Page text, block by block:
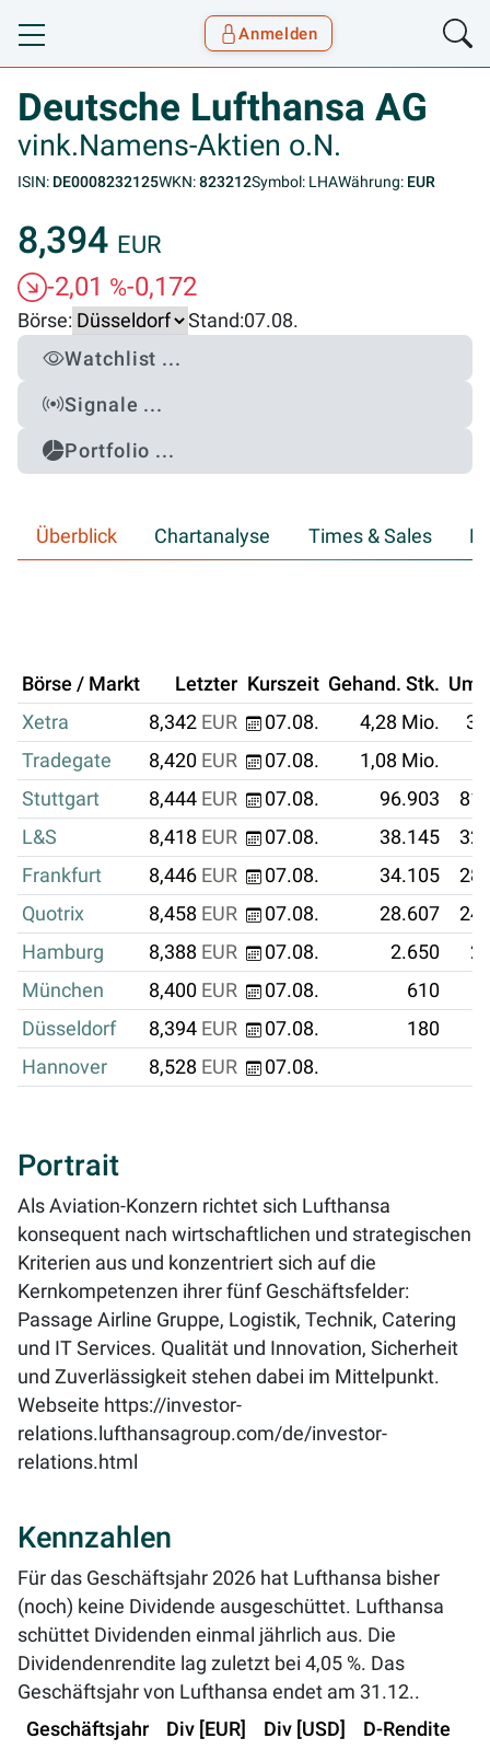
Toggle navigation
Anmelden
Deutsche Lufthansa AG
vink.Namens-Aktien o.N.
ISIN: DE0008232125WKN:823212Symbol: LHAWährung: EUR
8,394 EUR
-2,01 %-0,172
Börse: Stand:07.08.
Watchlist ...
Signale ...
Portfolio ...
Überblick Chartanalyse Times & Sales
Börse / Markt Letzter Kurszeit Gehand. Stk.
Xetra
8,342 EUR 07.08. 4,28 Mio.
Tradegate
8,420 EUR 07.08. 1,08 Mio.
Stuttgart
8,444 EUR 07.08. 96.903
L&S
8,418 EUR 07.08. 38.145
Frankfurt
8,446 EUR 07.08. 34.105
Quotrix
8,458 EUR 07.08. 28.607
Hamburg
8,388 EUR 07.08. 2.650
München
8,400 EUR 07.08. 610
Düsseldorf
8,394 EUR 07.08. 180
Hannover
8,528 EUR 07.08.
Portrait
Als Aviation-Konzern richtet sich Lufthansa
konsequent nach wirtschaftlichen und strategischen
Kriterien aus und konzentriert sich auf die
Kernkompetenzen ihrer fünf Geschäftsfelder:
Passage Airline Gruppe, Logistik, Technik, Catering
und IT Services. Qualität und Innovation, Sicherheit
und Zuverlässigkeit stehen dabei im Mittelpunkt.
Webseite https://investor-
relations.lufthansagroup.com/de/investor-
relations.html
Kennzahlen
Für das Geschäftsjahr 2026 hat Lufthansa bisher
(noch) keine Dividende ausgeschüttet. Lufthansa
schüttet Dividenden einmal jährlich aus. Die
Dividendenrendite lag zuletzt bei 4,05 %. Das
Geschäftsjahr von Lufthansa endet am 31.12..
Geschäftsjahr
Div [EUR] Div [USD] D-Rendite